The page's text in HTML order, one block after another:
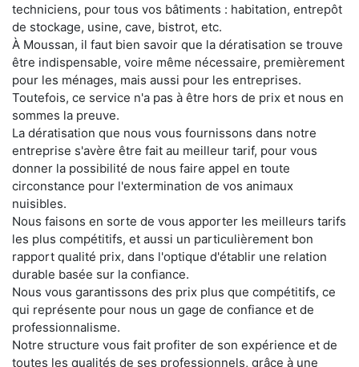
techniciens, pour tous vos bâtiments : habitation, entrepôt
de stockage, usine, cave, bistrot, etc.
À Moussan, il faut bien savoir que la dératisation se trouve
être indispensable, voire même nécessaire, premièrement
pour les ménages, mais aussi pour les entreprises.
Toutefois, ce service n'a pas à être hors de prix et nous en
sommes la preuve.
La dératisation que nous vous fournissons dans notre
entreprise s'avère être fait au meilleur tarif, pour vous
donner la possibilité de nous faire appel en toute
circonstance pour l'extermination de vos animaux
nuisibles.
Nous faisons en sorte de vous apporter les meilleurs tarifs
les plus compétitifs, et aussi un particulièrement bon
rapport qualité prix, dans l'optique d'établir une relation
durable basée sur la confiance.
Nous vous garantissons des prix plus que compétitifs, ce
qui représente pour nous un gage de confiance et de
professionnalisme.
Notre structure vous fait profiter de son expérience et de
toutes les qualités de ses professionnels, grâce à une